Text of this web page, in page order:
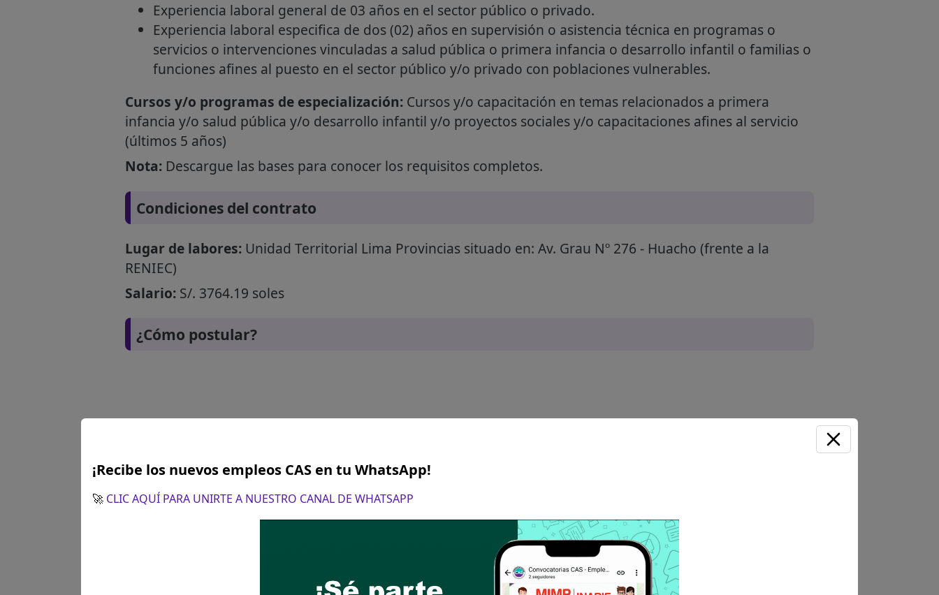
Experiencia laboral general de 03 años en el sector público o privado.
Experiencia laboral especifica de dos (02) años en supervisión o asistencia técnica en programas o
servicios o intervenciones vinculadas a salud pública o primera infancia o desarrollo infantil o familias o
funciones afines al puesto en el sector público y/o privado con poblaciones vulnerables.
Cursos y/o programas de especialización:Cursos y/o capacitación en temas relacionados a primera
infancia y/o salud pública y/o desarrollo infantil y/o proyectos sociales y/o capacitaciones afines al servicio
(últimos 5 años)
Nota:Descargue las bases para conocer los requisitos completos.
Condiciones del contrato
Lugar de labores:Unidad Territorial Lima Provincias situado en: Av. Grau Nº 276 - Huacho (frente a la
RENIEC)
Salario:S/. 3764.19 soles
¿Cómo postular?
¡Recibe los nuevos empleos CAS en tu WhatsApp!
🚀 CLIC AQUÍ PARA UNIRTE A NUESTRO CANAL DE WHATSAPP